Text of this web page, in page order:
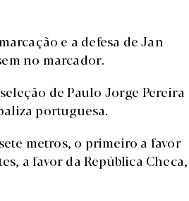
e a defesa de Jan
no marcador.
de Paulo Jorge Pereira
portuguesa.
metros, o primeiro a favor
a favor da República Checa,